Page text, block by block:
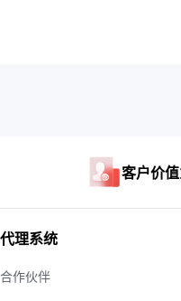
客户价
代理系统
合作伙伴